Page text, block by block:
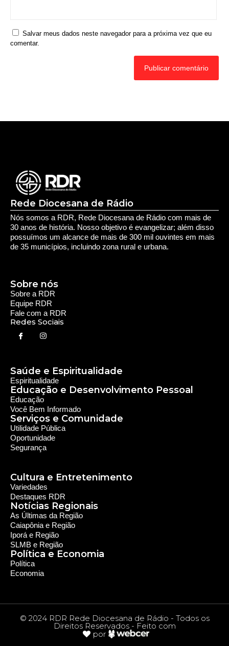
Salvar meus dados neste navegador para a próxima vez que eu
comentar.
Rede Diocesana de Rádio
Nós somos a RDR, Rede Diocesana de Rádio com mais de
30 anos de história. Nosso objetivo é evangelizar; além disso
possuímos um alcance de mais de 300 mil ouvintes em mais
de 35 municípios, incluindo zona rural e urbana.
Sobre a RDR
Equipe RDR
Fale com a RDR
Redes Sociais
Sobre nós
Saúde e Espiritualidade
Espiritualidade
Educação e Desenvolvimento Pessoal
Educação
Você Bem Informado
Serviços e Comunidade
Utilidade Pública
Oportunidade
Segurança
Cultura e Entretenimento
Política e Economia
Notícias Regionais
Política
Economia
As Últimas da Região
Caiapônia e Região
Iporá e Região
SLMB e Região
Variedades
Destaques RDR
© 2024 RDR Rede Diocesana de Rádio - Todos os
Direitos Reservados - Feito com
por